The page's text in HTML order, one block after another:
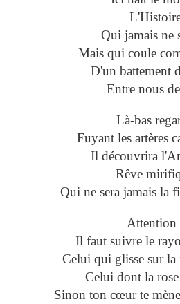
Qui jamais ne
Mais qui coule
D'un battement
Entre nous
Là-bas
Fuyant les artères
Il découvrira
Rêve
Qui ne sera jamais la
Attention
Il faut suivre le
Celui qui glisse sur la
Celui dont la
Sinon ton cœur te